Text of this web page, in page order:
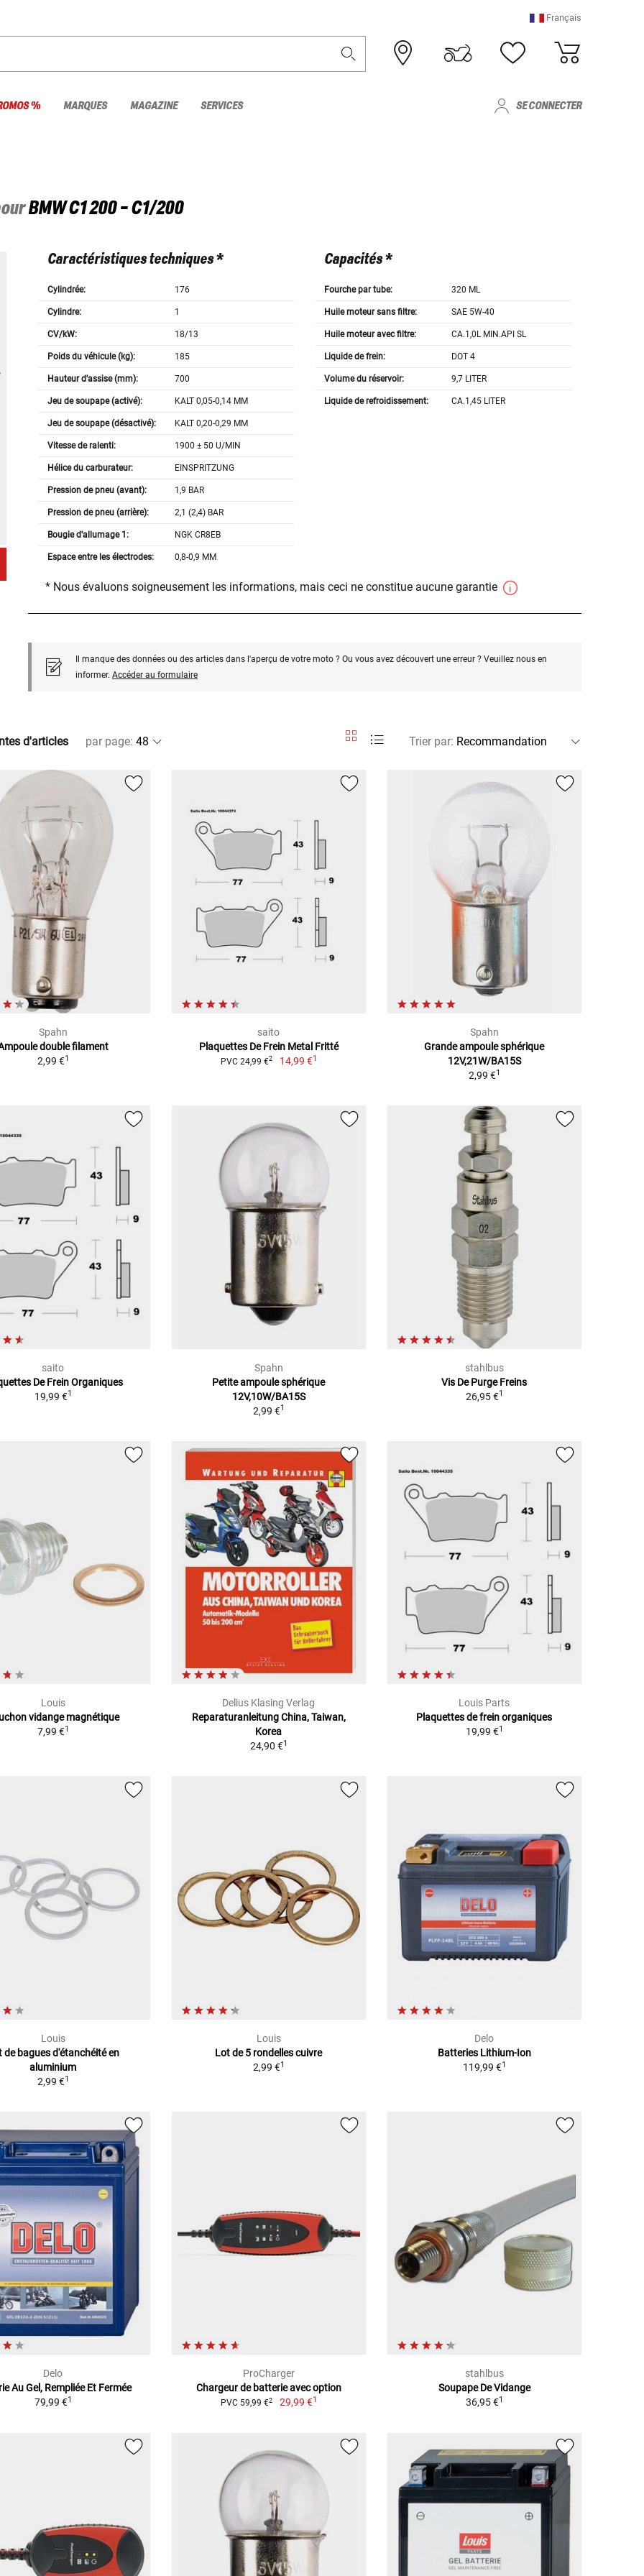
Français
% MARQUES MAGAZINE SERVICES SE CONNECTER
BMWC1 200 - C1/200
Caractéristiques techniques *
Cylindrée: 176
Cylindre: 1
CV/kW: 18/13
Poids du véhicule (kg): 185
Hauteur d'assise (mm): 700
Jeu de soupape (activé): KALT 0,05-0,14 MM
Jeu de soupape (désactivé): KALT 0,20-0,29 MM
Vitesse de ralenti: 1900 ± 50 U/MIN
Hélice du carburateur: EINSPRITZUNG
Pression de pneu (avant): 1,9 BAR
Pression de pneu (arrière): 2,1 (2,4) BAR
Bougie d'allumage 1: NGK CR8EB
Espace entre les électrodes: 0,8-0,9 MM
Capacités *
Fourche par tube: 320 ML
Huile moteur sans filtre: SAE 5W-40
Huile moteur avec filtre: CA.1,0L MIN.API SL
Liquide de frein: DOT 4
Volume du réservoir: 9,7 LITER
Liquide de refroidissement: CA.1,45 LITER
* Nous évaluons soigneusement les informations, mais ceci ne constitue aucune garantie
Il manque des données ou des articles dans l'aperçu de votre moto ? Ou vous avez découvert une erreur ? Veuillez nous en
informer. Accéder au formulaire
d'articles par page: Trier par:
Spahn
double filament
2,99 €1
saito
Plaquettes De Frein Metal Fritté
PVC 24,99 €2 14,99 €1
Spahn
Grande ampoule sphérique
12V,21W/BA15S
2,99 €1
saito
De Frein Organiques
19,99 €1
Spahn
Petite ampoule sphérique
12V,10W/BA15S
2,99 €1
stahlbus
Vis De Purge Freins
26,95 €1
Louis
vidange magnétique
7,99 €1
Delius Klasing Verlag
Reparaturanleitung China, Taiwan,
Korea
24,90 €1
Louis Parts
Plaquettes de frein organiques
19,99 €1
Louis
de bagues d'étanchéité en
aluminium
2,99 €1
Louis
Lot de 5 rondelles cuivre
2,99 €1
Delo
Batteries Lithium-Ion
119,99 €1
Delo
Au Gel, Rempliée Et Fermée
79,99 €1
ProCharger
Chargeur de batterie avec option
PVC 59,99 €2 29,99 €1
stahlbus
Soupape De Vidange
36,95 €1